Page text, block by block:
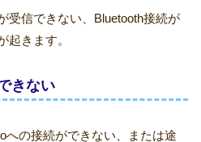
受信できない、Bluetooth接続が
起きます。
きない
への接続ができない、または途